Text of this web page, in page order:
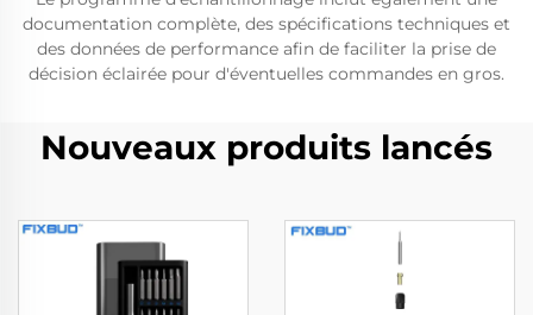
documentation complète, des spécifications techniques et
des données de performance afin de faciliter la prise de
décision éclairée pour d'éventuelles commandes en gros.
Nouveaux produits lancés